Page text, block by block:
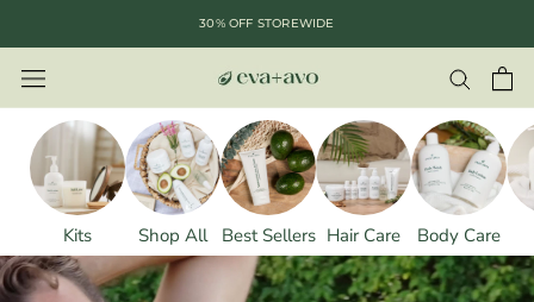
contenido
30% OFF STOREWIDE
Kits Shop All Best Sellers Hair Care Body Care